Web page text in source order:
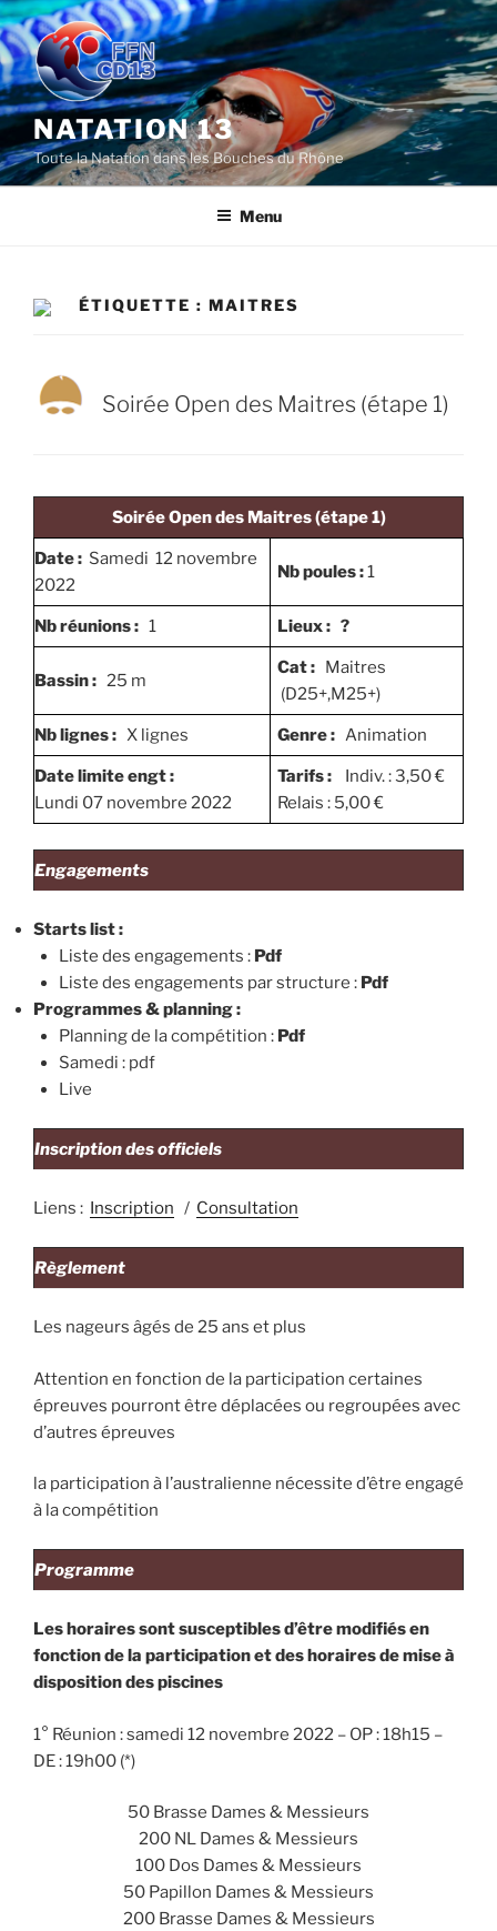
Aller
au
contenu
principal
NATATION 13
Toute la Natation dans les Bouches du Rhône
Menu
ÉTIQUETTE : MAITRES
Soirée Open des Maitres (étape 1)
Soirée Open des Maitres (étape 1)
Date : Samedi 12 novembre
2022
Nb poules :1
Nb réunions : 1 Lieux : ?
Bassin : 25 m
Cat : Maitres
(D25+,M25+)
Nb lignes : X lignes Genre : Animation
Date limite engt :
Lundi 07 novembre 2022
Tarifs : Indiv. : 3,50 €
Relais : 5,00 €
Engagements
Starts list :
Liste des engagements : Pdf
Liste des engagements par structure : Pdf
Programmes & planning :
Planning de la compétition : Pdf
Samedi : pdf
Live
Inscription des officiels
Liens : Inscription / Consultation
Règlement
Les nageurs âgés de 25 ans et plus
Attention en fonction de la participation certaines
épreuves pourront être déplacées ou regroupées avec
d’autres épreuves
la participation à l’australienne nécessite d’être engagé
à la compétition
Programme
Les horaires sont susceptibles d’être modifiés en
fonction de la participation et des horaires de mise à
disposition des piscines
1° Réunion : samedi 12 novembre 2022 – OP : 18h15 –
DE : 19h00 (*)
50 Brasse Dames & Messieurs
200 NL Dames & Messieurs
100 Dos Dames & Messieurs
50 Papillon Dames & Messieurs
200 Brasse Dames & Messieurs